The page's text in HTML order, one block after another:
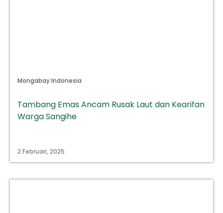
Mongabay Indonesia
Tambang Emas Ancam Rusak Laut dan Kearifan
Warga Sangihe
2 Februari, 2025